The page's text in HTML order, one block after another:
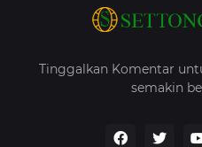
Tinggalkan Komentar
semakin